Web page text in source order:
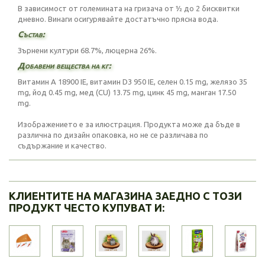
В зависимост от големината на гризача от ½ до 2 бисквитки
дневно. Винаги осигурявайте достатъчно прясна вода.
Състав:
Зърнени култури 68.7%, люцерна 26%.
Добавени вещества на кг:
Витамин A 18900 IE, витамин D3 950 IE, селен 0.15 mg, желязо 35
mg, йод 0.45 mg, мед (CU) 13.75 mg, цинк 45 mg, манган 17.50
mg.
Изображението е за илюстрация. Продукта може да бъде в
различна по дизайн опаковка, но не се различава по
съдържание и качество.
КЛИЕНТИТЕ НА МАГАЗИНА ЗАЕДНО С ТОЗИ
ПРОДУКТ ЧЕСТО КУПУВАТ И: